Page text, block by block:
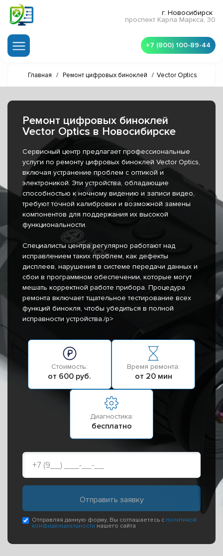
г. Новосибирск
проспект Карла Маркса, 30
+7 (800) 100-89-44
Главная / Ремонт цифровых биноклей / Vector Optics
Ремонт цифровых биноклей
Vector Optics в Новосибирске
Сервисный центр предлагает профессиональные
услуги по ремонту цифровых биноклей Vector Optics,
включая устранение проблем с оптикой и
электроникой. Эти устройства, обладающие
способностью к ночному видению и записи видео,
требуют точной калибровки и возможной замены
компонентов для поддержания их высокой
функциональности.
Специалисты центра регулярно работают над
исправлением таких проблем, как дефекты
дисплеев, нарушения в системе передачи данных и
сбои в программном обеспечении, которые могут
мешать корректной работе прибора. Процедура
ремонта включает тщательное тестирование всех
функций бинокля, чтобы убедиться в полной
исправности устройства./p>
Стоимость:
от 600 руб.
Время ремонта:
от 20 мин
Диагностика:
бесплатно
Отправляя данную форму, Вы соглашаетесь с политикой
конфиденциальности нашего сайта